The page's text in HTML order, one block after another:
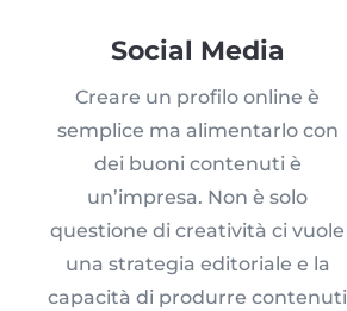
Social Media
Creare un profilo online è
semplice ma alimentarlo con
dei buoni contenuti è
un’impresa. Non è solo
questione di creatività ci vuole
una strategia editoriale e la
capacità di produrre contenuti